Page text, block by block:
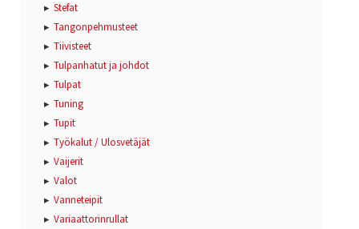
Stefat
Tangonpehmusteet
Tiivisteet
Tulpanhatut ja johdot
Tulpat
Tuning
Tupit
Työkalut / Ulosvetäjät
Vaijerit
Valot
Vanneteipit
Variaattorinrullat